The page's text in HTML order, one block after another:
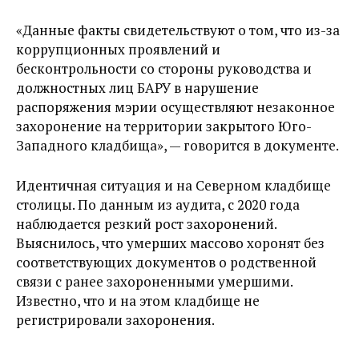
«Данные факты свидетельствуют о том, что из-за
коррупционных проявлений и
бесконтрольности со стороны руководства и
должностных лиц БАРУ в нарушение
распоряжения мэрии осуществляют незаконное
захоронение на территории закрытого Юго-
Западного кладбища», — говорится в документе.
Идентичная ситуация и на Северном кладбище
столицы. По данным из аудита, с 2020 года
наблюдается резкий рост захоронений.
Выяснилось, что умерших массово хоронят без
соответствующих документов о родственной
связи с ранее захороненными умершими.
Известно, что и на этом кладбище не
регистрировали захоронения.